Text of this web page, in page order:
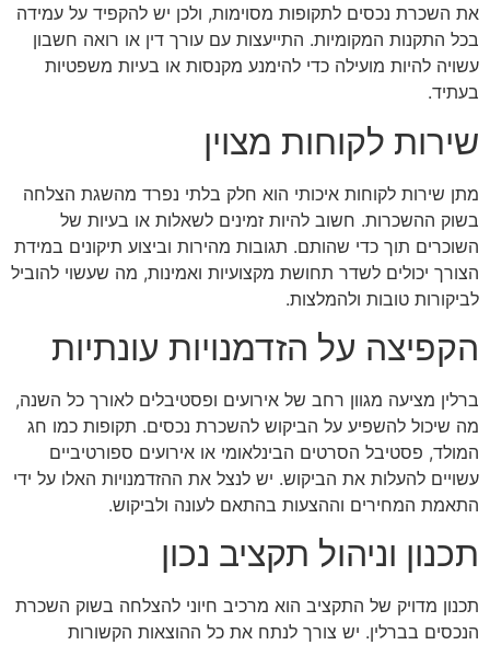
את השכרת נכסים לתקופות מסוימות, ולכן יש להקפיד על עמידה
בכל התקנות המקומיות. התייעצות עם עורך דין או רואה חשבון
עשויה להיות מועילה כדי להימנע מקנסות או בעיות משפטיות
בעתיד.
שירות לקוחות מצוין
מתן שירות לקוחות איכותי הוא חלק בלתי נפרד מהשגת הצלחה
בשוק ההשכרות. חשוב להיות זמינים לשאלות או בעיות של
השוכרים תוך כדי שהותם. תגובות מהירות וביצוע תיקונים במידת
הצורך יכולים לשדר תחושת מקצועיות ואמינות, מה שעשוי להוביל
לביקורות טובות ולהמלצות.
הקפיצה על הזדמנויות עונתיות
ברלין מציעה מגוון רחב של אירועים ופסטיבלים לאורך כל השנה,
מה שיכול להשפיע על הביקוש להשכרת נכסים. תקופות כמו חג
המולד, פסטיבל הסרטים הבינלאומי או אירועים ספורטיביים
עשויים להעלות את הביקוש. יש לנצל את ההזדמנויות האלו על ידי
התאמת המחירים וההצעות בהתאם לעונה ולביקוש.
תכנון וניהול תקציב נכון
תכנון מדויק של התקציב הוא מרכיב חיוני להצלחה בשוק השכרת
הנכסים בברלין. יש צורך לנתח את כל ההוצאות הקשורות